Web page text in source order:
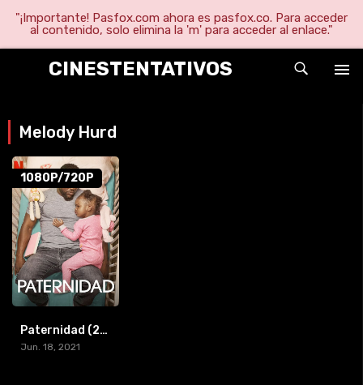
"¡Importante! Pasfox.com ahora es pasfox.co. Para acceder
al contenido, solo elimina la 'm' para acceder al enlace."
CINESTENTATIVOS
Melody Hurd
1080P/720P
Paternidad (2021) [BR-RIP] [HD-1080p]
Jun. 18, 2021